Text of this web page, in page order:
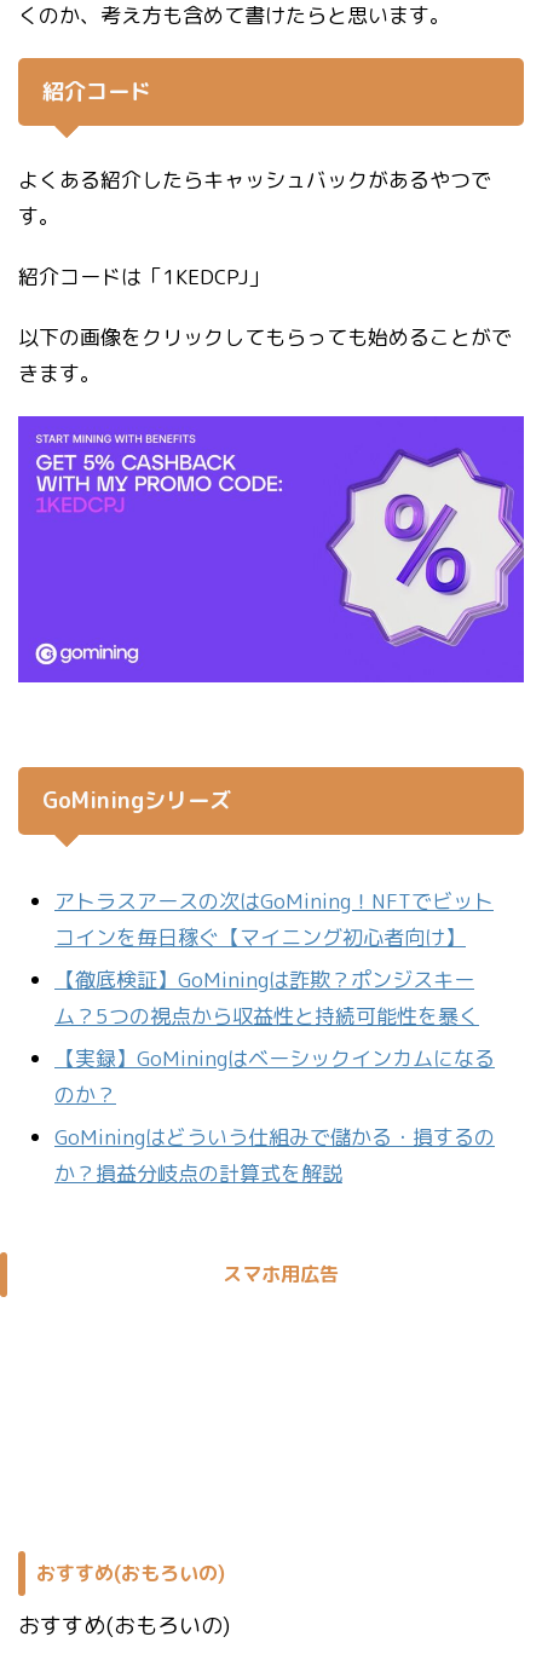
くのか、考え方も含めて書けたらと思います。
紹介コード
よくある紹介したらキャッシュバックがあるやつで
す。
紹介コードは「1KEDCPJ」
以下の画像をクリックしてもらっても始めることがで
きます。
GoMiningシリーズ
アトラスアースの次はGoMining！NFTでビット
コインを毎日稼ぐ【マイニング初心者向け】
【徹底検証】GoMiningは詐欺？ポンジスキー
ム？5つの視点から収益性と持続可能性を暴く
【実録】GoMiningはベーシックインカムになる
のか？
GoMiningはどういう仕組みで儲かる・損するの
か？損益分岐点の計算式を解説
スマホ用広告
おすすめ(おもろいの)
おすすめ(おもろいの)